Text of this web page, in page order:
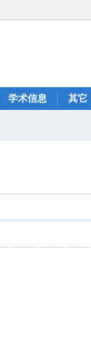
学术信息 其它